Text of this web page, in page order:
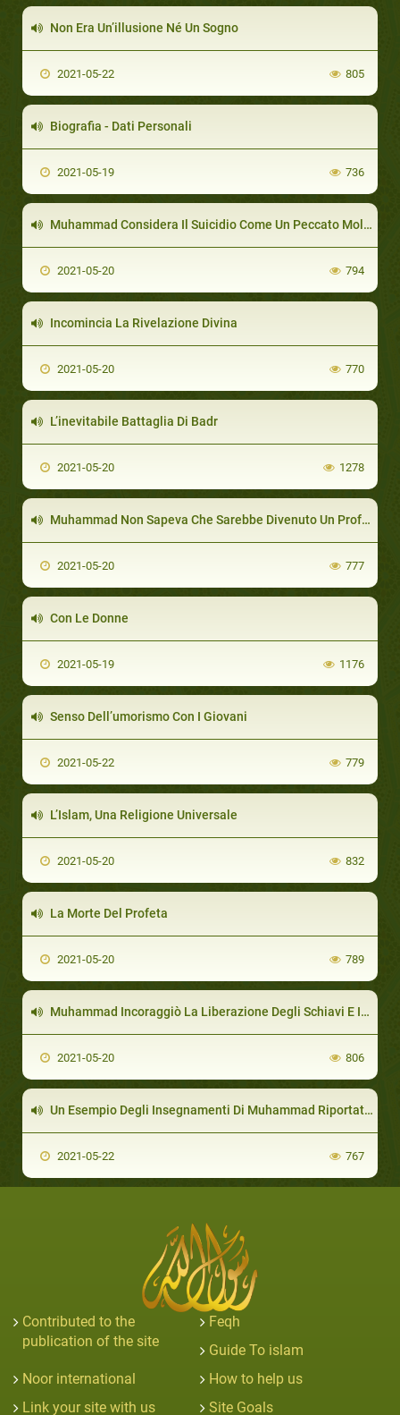
Non Era Un’illusione Né Un Sogno
2021-05-22 805
Biografia - Dati Personali
2021-05-19 736
Muhammad Considera Il Suicidio Come Un Peccato Molto Grave
2021-05-20 794
Incomincia La Rivelazione Divina
2021-05-20 770
L’inevitabile Battaglia Di Badr
2021-05-20 1278
Muhammad Non Sapeva Che Sarebbe Divenuto Un Profeta
2021-05-20 777
Con Le Donne
2021-05-19 1176
Senso Dell’umorismo Con I Giovani
2021-05-22 779
L’Islam, Una Religione Universale
2021-05-20 832
La Morte Del Profeta
2021-05-20 789
Muhammad Incoraggiò La Liberazione Degli Schiavi E Introdusse Regole Islamiche
2021-05-20 806
Un Esempio Degli Insegnamenti Di Muhammad Riportati Dai Suoi Compagni In Abissinia
2021-05-22 767
Contributed to the
publication of the site
Feqh
Guide To islam
Noor international
How to help us
Link your site with us
Site Goals